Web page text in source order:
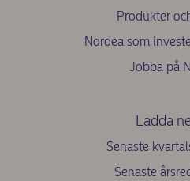
Produkter
Nordea som
Jobba på
Ladda
Senaste
Senaste